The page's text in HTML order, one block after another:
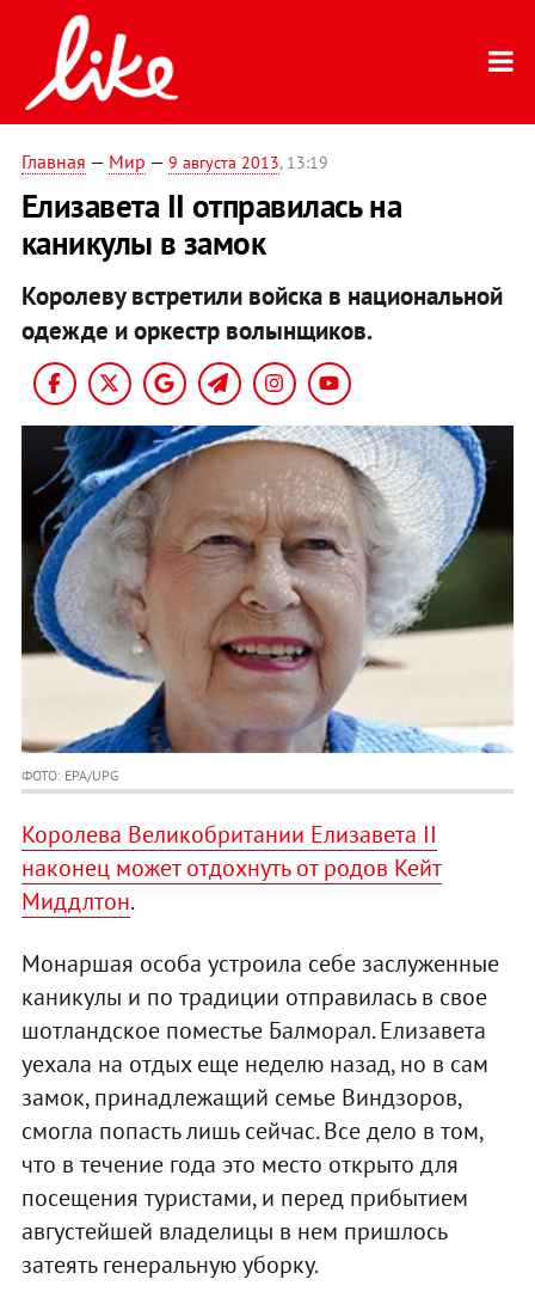
Главная — Мир — 9 августа 2013, 13:19
Елизавета II отправилась на
каникулы в замок
Королеву встретили войска в национальной
одежде и оркестр волынщиков.
ФОТО: EPA/UPG
Королева Великобритании Елизавета II
наконец может отдохнуть от родов Кейт
Миддлтон.
Монаршая особа устроила себе заслуженные
каникулы и по традиции отправилась в свое
шотландское поместье Балморал. Елизавета
уехала на отдых еще неделю назад, но в сам
замок, принадлежащий семье Виндзоров,
смогла попасть лишь сейчас. Все дело в том,
что в течение года это место открыто для
посещения туристами, и перед прибытием
августейшей владелицы в нем пришлось
затеять генеральную уборку.